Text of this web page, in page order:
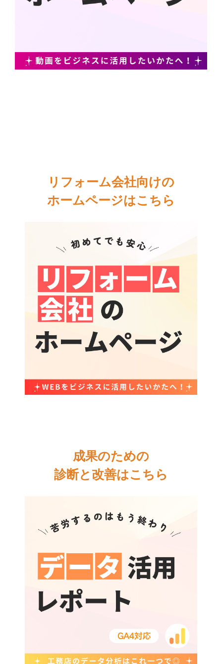
リフォーム会社向けの
ホームページはこちら
成果のための
診断と改善はこちら